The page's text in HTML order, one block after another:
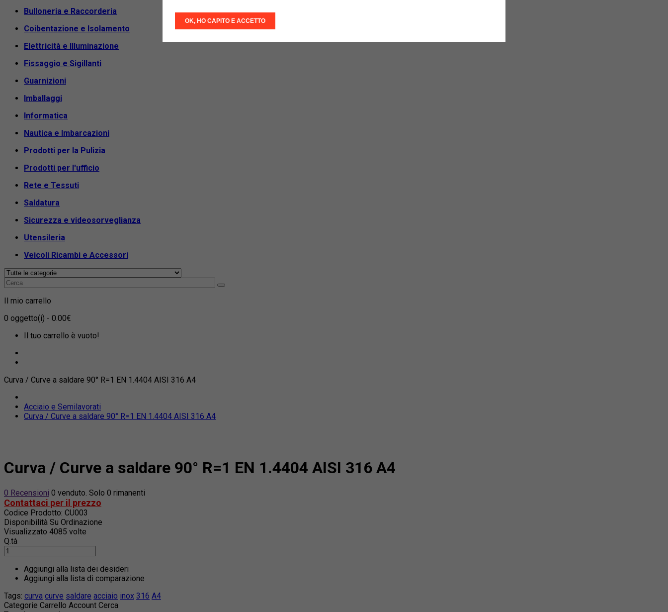
Bulloneria e Raccorderia
Coibentazione e Isolamento
Elettricità e Illuminazione
Fissaggio e Sigillanti
Guarnizioni
Imballaggi
Informatica
Nautica e Imbarcazioni
Prodotti per la Pulizia
Prodotti per l'ufficio
Rete e Tessuti
Saldatura
Sicurezza e videosorveglianza
Utensileria
Veicoli Ricambi e Accessori
Il mio carrello
0 oggetto(i) - 0.00€
Il tuo carrello è vuoto!
Curva / Curve a saldare 90° R=1 EN 1.4404 AISI 316 A4
Acciaio e Semilavorati
Curva / Curve a saldare 90° R=1 EN 1.4404 AISI 316 A4
Curva / Curve a saldare 90° R=1 EN 1.4404 AISI 316 A4
0 Recensioni 0 venduto. Solo 0 rimanenti
Contattaci per il prezzo
Codice Prodotto: CU003
Disponibilità Su Ordinazione
Visualizzato 4085 volte
Q.tà
Aggiungi alla lista dei desideri
Aggiungi alla lista di comparazione
Tags: curva curve saldare acciaio inox 316 A4
Categorie Carrello Account Cerca
OK, HO CAPITO E ACCETTO